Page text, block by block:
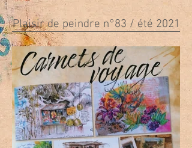
Plaisir de peindre n°83 / été 2021